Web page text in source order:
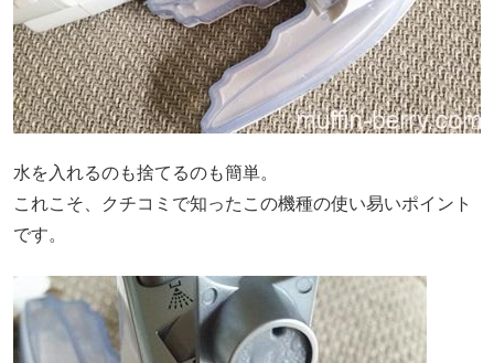
水を入れるのも捨てるのも簡単。
これこそ、クチコミで知ったこの機種の使い易いポイント
です。